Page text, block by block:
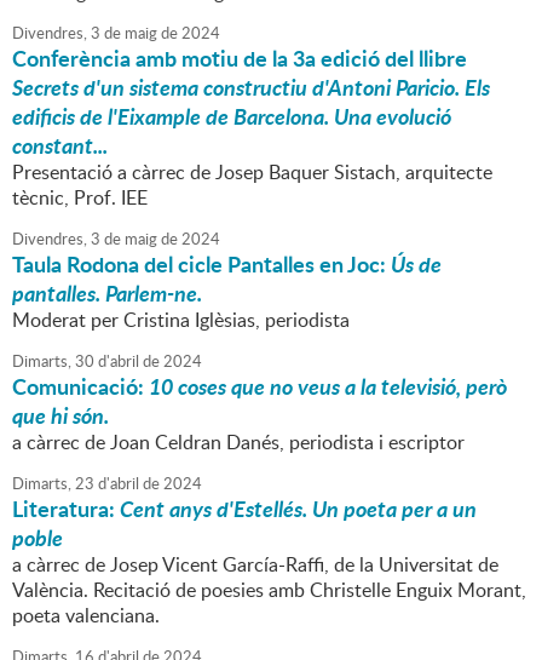
Divendres,3 de maigde2024
Conferència amb motiu de la 3a edició del llibre
Secrets d'un sistema constructiu d'Antoni Paricio. Els
edificis de l'Eixample de Barcelona. Una evolució
constant...
Presentació a càrrec de Josep Baquer Sistach, arquitecte
tècnic, Prof. IEE
Divendres,3 de maigde2024
Taula Rodona del cicle Pantalles en Joc: Ús de
pantalles. Parlem-ne.
Moderat per Cristina Iglèsias, periodista
Dimarts,30 d'abril de2024
Comunicació: 10 coses que no veus a la televisió, però
que hi són.
a càrrec de Joan Celdran Danés, periodista i escriptor
Dimarts,23 d'abril de2024
Literatura:Cent anys d'Estellés. Un poeta per a un
poble
a càrrec de Josep Vicent García-Raffi, de la Universitat de
València. Recitació de poesies amb Christelle Enguix Morant,
poeta valenciana.